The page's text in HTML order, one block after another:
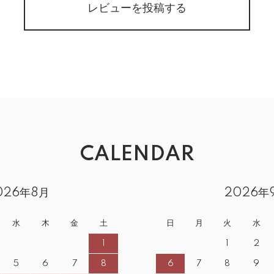
レビューを投稿する
CALENDAR
年8月
水 木 金 土
5 6 7 8
2026年
日 月 火 水
2
6 7 8 9